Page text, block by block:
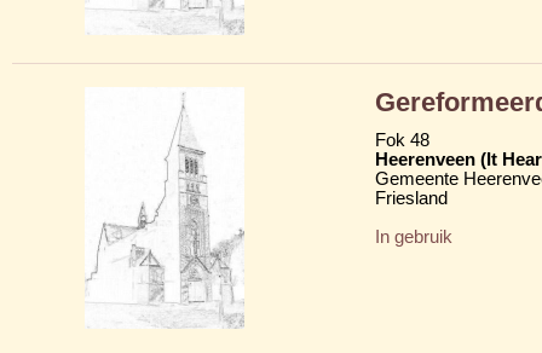
Fok 48
Heerenveen (It
Gemeente
Friesland
In gebruik